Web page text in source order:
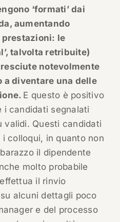
‘formati’ dai
aumentando
le
talvolta retribuite)
notevolmente
diventare una delle
E questo è positivo
i candidati segnalati
validi. Questi candidati
colloqui, in quanto non
il dipendente
molto probabile
il rinvio
alcuni dettagli poco
e del processo